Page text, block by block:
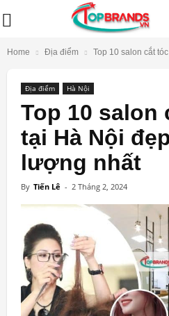
Home Địa điểm Top 10 salon cắt
Địa điểm Hà Nội
Top 10 salon
tại Hà Nội
lượng nhất
By Tiến Lê - 2 Tháng 2, 2024